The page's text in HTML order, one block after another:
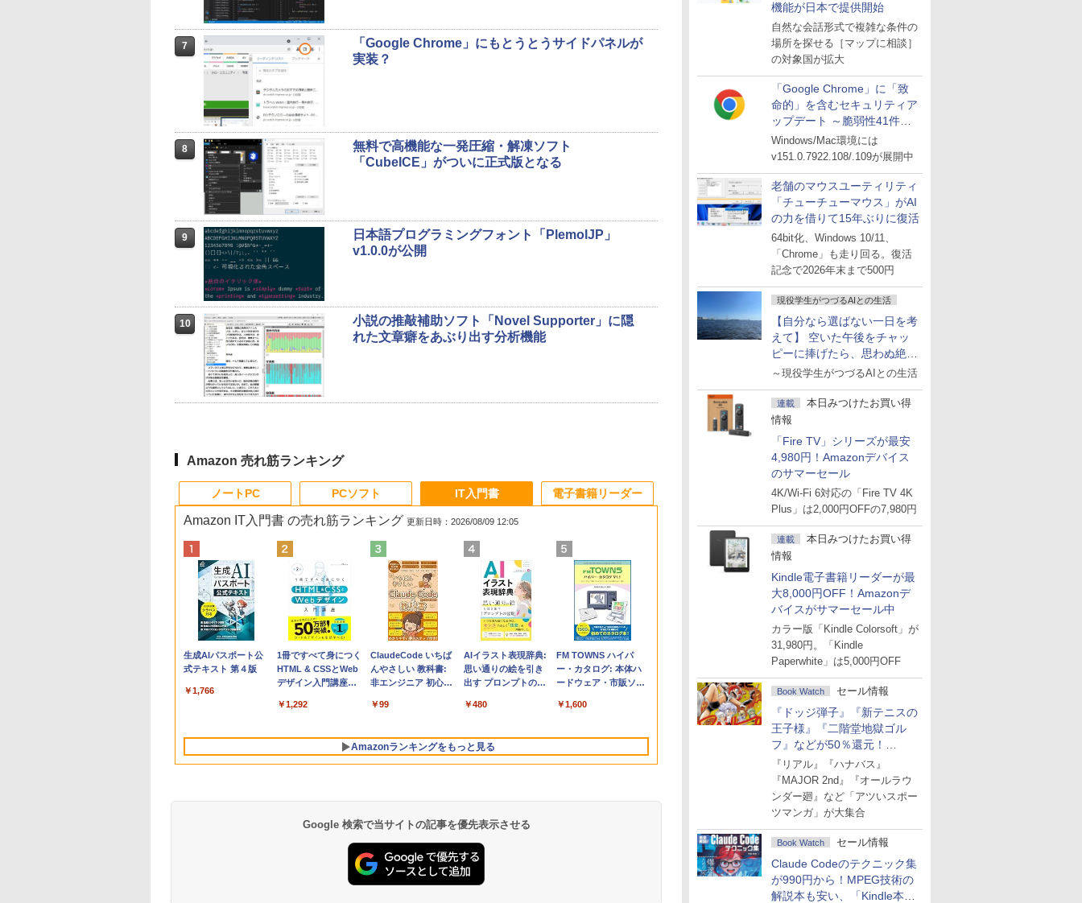
機能が日本で提供開始
自然な会話形式で複雑な条件の
場所を探せる［マップに相談］
の対象国が拡大
「Google Chrome」に「致
命的」を含むセキュリティア
ップデート ～脆弱性41件に
対処
Windows/Mac環境には
v151.0.7922.108/.109が展開中
老舗のマウスユーティリティ
「チューチューマウス」がAI
の力を借りて15年ぶりに復活
64bit化、Windows 10/11、
「Chrome」も走り回る。復活
記念で2026年末まで500円
現役学生がつづるAIとの生活
【自分なら選ばない一日を考
えて】 空いた午後をチャッ
ピーに捧げたら、思わぬ絶景
に出会った話
～現役学生がつづるAIとの生活
連載
本日みつけたお買い得
情報
「Fire TV」シリーズが最安
4,980円！Amazonデバイス
のサマーセール
4K/Wi-Fi 6対応の「Fire TV 4K
Plus」は2,000円OFFの7,980円
連載
本日みつけたお買い得
情報
Kindle電子書籍リーダーが最
大8,000円OFF！Amazonデ
バイスがサマーセール中
カラー版「Kindle Colorsoft」が
31,980円。「Kindle
Paperwhite」は5,000円OFF
Book Watch セール情報
『ドッジ弾子』『新テニスの
王子様』『二階堂地獄ゴル
フ』などが50％還元！
Amazonマンガ週末セール
『リアル』『ハナバス』
『MAJOR 2nd』『オールラウ
ンダー廻』など「アツいスポー
ツマンガ」が大集合
Book Watch セール情報
Claude Codeのテクニック集
が990円から！MPEG技術の
解説本も安い、「Kindle本サ
7
「Google Chrome」にもとうとうサイドパネルが
実装？
8
無料で高機能な一発圧縮・解凍ソフト
「CubeICE」がついに正式版となる
9
日本語プログラミングフォント「PlemolJP」
v1.0.0が公開
10
小説の推敲補助ソフト「Novel Supporter」に隠
れた文章癖をあぶり出す分析機能
Amazon 売れ筋ランキング
ノートPC
Apple 2026
MacBook Neo A18
ンチノートブック：
設計、Liquid Retina
ユニファイドメモ
tomtoc 360°保護
15.6 16インチ パソコ
ンケース Dell NEC
dynabook Lenovo
￥2,952
Apple 2026
MacBook Air M5チ
ップ搭載13インチノ
Apple Intelligence、
Retinaディスプレ
イ、16GBユニファイ
ドメモリ、1TB SSD
ド、Touch ID - ミッ
ドナイト
￥278,800
【Amazon.co.jp限
定】 HP ノートパソ
コン 15-fd 15.6イン
512GB SSD インテ
￥129,800
FMV ノートパソコン
WE1-K3 (MS 365
Personal/Copilotキー
型/Core i5/16GB/SSD
FMVWK3E15W_AZ
￥139,880
PCソフト
Robloxギフトカード
- 800 Robux 【限定
を含む】 【オンライ
インコード版
Robloxギフトカード
- 1000 Robux 【限定
バーチャルアイテム
ンゲームコード】 ロ
ンコード版
￥1,600
Robloxギフトカード
- 2,000 Robux 【限
定バーチャルアイテ
インゲームコード】
ラインコード版
￥3,200
Microsoft Office
Home & Business
2024(最新 永続版)|オ
版|Windows11、
￥39,582
Windows版 |
Minecraft (マインクラ
フト): Java & Bedrock
ード版
￥3,600
IT入門書
Amazon IT入門書 の売れ筋ランキング 更新日時：2026/08/09 12:05
生成AIパスポート公
式テキスト 第４版
￥1,766
1冊ですべて身につく
HTML & CSSとWeb
デザイン入門講座
￥1,292
ClaudeCode いちば
んやさしい 教科書:
非エンジニア 初心者
マニュアル AI副業に
もKindle出版にも！
非エンジニアのため
のAIコーディング入
￥99
AIイラスト表現辞典:
思い通りの絵を引き
出す プロンプトの言
ズ (はぴーイラスト
￥480
FM TOWNS ハイパ
ー・カタログ: 本体ハ
ードウェア・市販ソフ
トリストと最新エミュ
￥1,600
Amazonランキングをもっと見る
電子書籍リーダー
Google 検索で当サイトの記事を優先表示させる